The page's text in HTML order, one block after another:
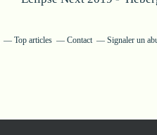
Top articles Contact Signaler un